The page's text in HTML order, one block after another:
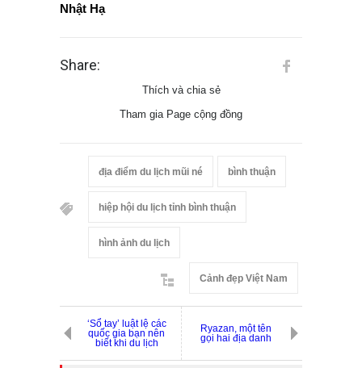
Nhật Hạ
Share:
Thích và chia sẻ
Tham gia Page cộng đồng
địa điểm du lịch mũi né bình thuận
hiệp hội du lịch tỉnh bình thuận
hình ảnh du lịch
Cảnh đẹp Việt Nam
‘Sổ tay’ luật lệ các
quốc gia bạn nên
biết khi du lịch
Ryazan, một tên
gọi hai địa danh